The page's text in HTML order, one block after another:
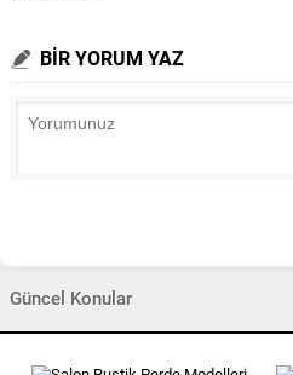
BİR YORUM YAZ
Güncel Konular